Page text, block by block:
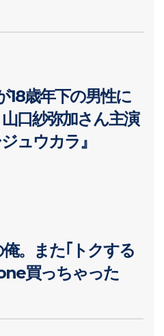
18歳年下の男性に
口紗弥加さん主演
ュウカラ』
。また｢トクする
買っちゃった